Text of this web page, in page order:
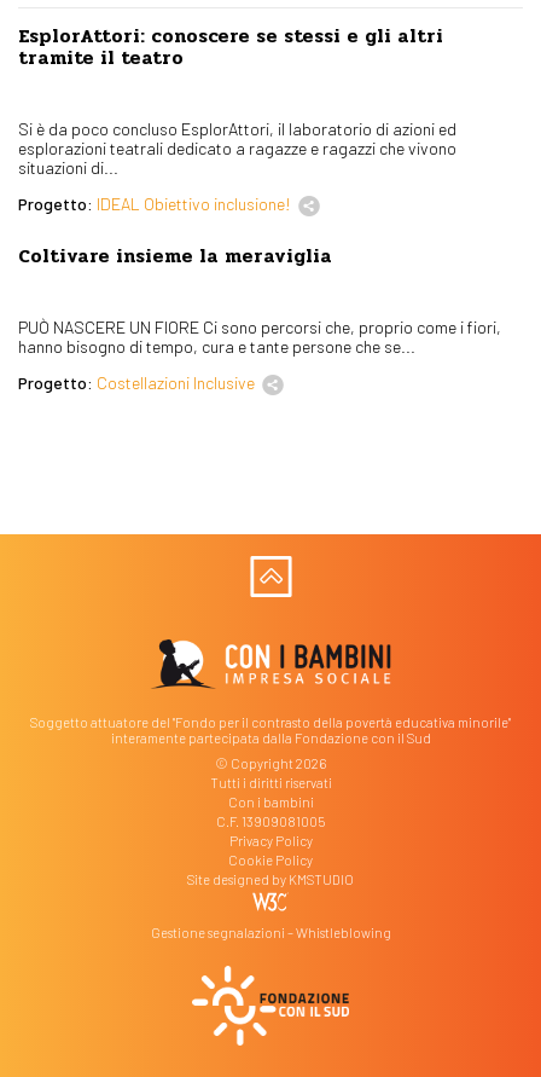
EsplorAttori: conoscere se stessi e gli altri
tramite il teatro
Si è da poco concluso EsplorAttori, il laboratorio di azioni ed
esplorazioni teatrali dedicato a ragazze e ragazzi che vivono
situazioni di...
Progetto: IDEAL Obiettivo inclusione!
Coltivare insieme la meraviglia
PUÒ NASCERE UN FIORE Ci sono percorsi che, proprio come i fiori,
hanno bisogno di tempo, cura e tante persone che se...
Progetto: Costellazioni Inclusive
Soggetto attuatore del "Fondo per il contrasto della povertà educativa minorile"
interamente partecipata dalla Fondazione con il Sud
© Copyright 2026
Tutti i diritti riservati
Con i bambini
C.F. 13909081005
Privacy Policy
Cookie Policy
Site designed by KMSTUDIO
Gestione segnalazioni – Whistleblowing